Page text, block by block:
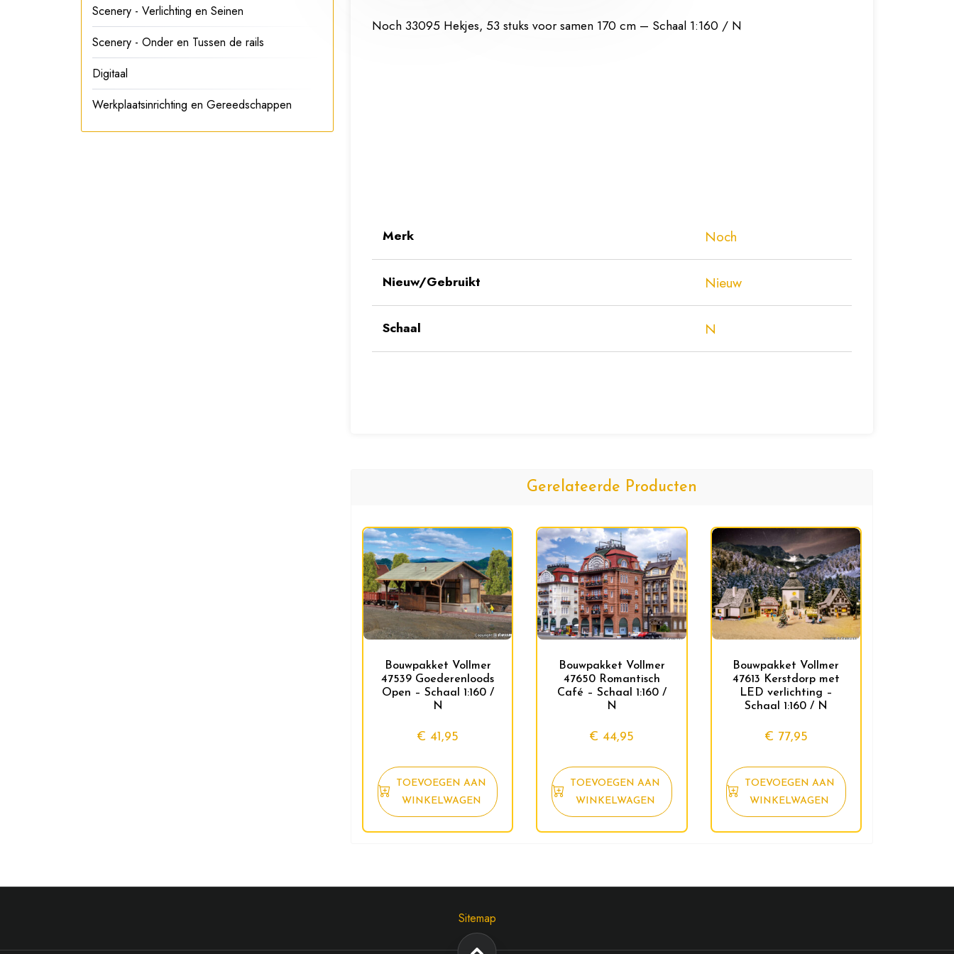
Noch 33095 Hekjes, 53 stuks voor samen 170 cm – Schaal 1:160 / N
Merk Noch
Nieuw/Gebruikt Nieuw
Schaal N
Gerelateerde Producten
Bouwpakket Vollmer
47539 Goederenloods
Open – Schaal 1:160 /
N
€ 41,95
TOEVOEGEN AAN
WINKELWAGEN
Bouwpakket Vollmer
47650 Romantisch
Café – Schaal 1:160 /
N
€ 44,95
TOEVOEGEN AAN
WINKELWAGEN
Bouwpakket Vollmer
47613 Kerstdorp met
LED verlichting –
Schaal 1:160 / N
€ 77,95
TOEVOEGEN AAN
WINKELWAGEN
Scenery - Verlichting en Seinen
Scenery - Onder en Tussen de rails
Digitaal
Werkplaatsinrichting en Gereedschappen
Sitemap